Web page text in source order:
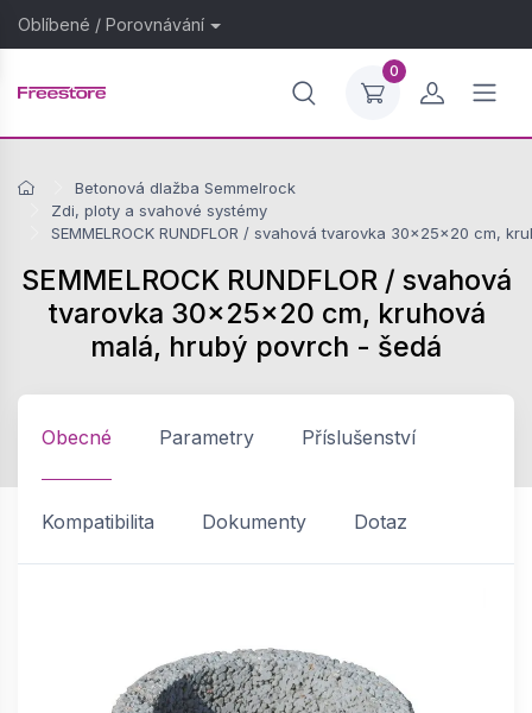
Oblíbené / Porovnávání
0
Betonová dlažba Semmelrock
Zdi, ploty a svahové systémy
SEMMELROCK RUNDFLOR / svahová tvarovka 30x25x20 cm,
SEMMELROCK RUNDFLOR / svahová
tvarovka 30x25x20 cm, kruhová
malá, hrubý povrch - šedá
Obecné Parametry Příslušenství
Kompatibilita Dokumenty Dotaz